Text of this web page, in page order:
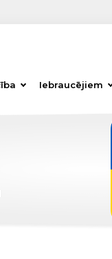
Iebraucējiem